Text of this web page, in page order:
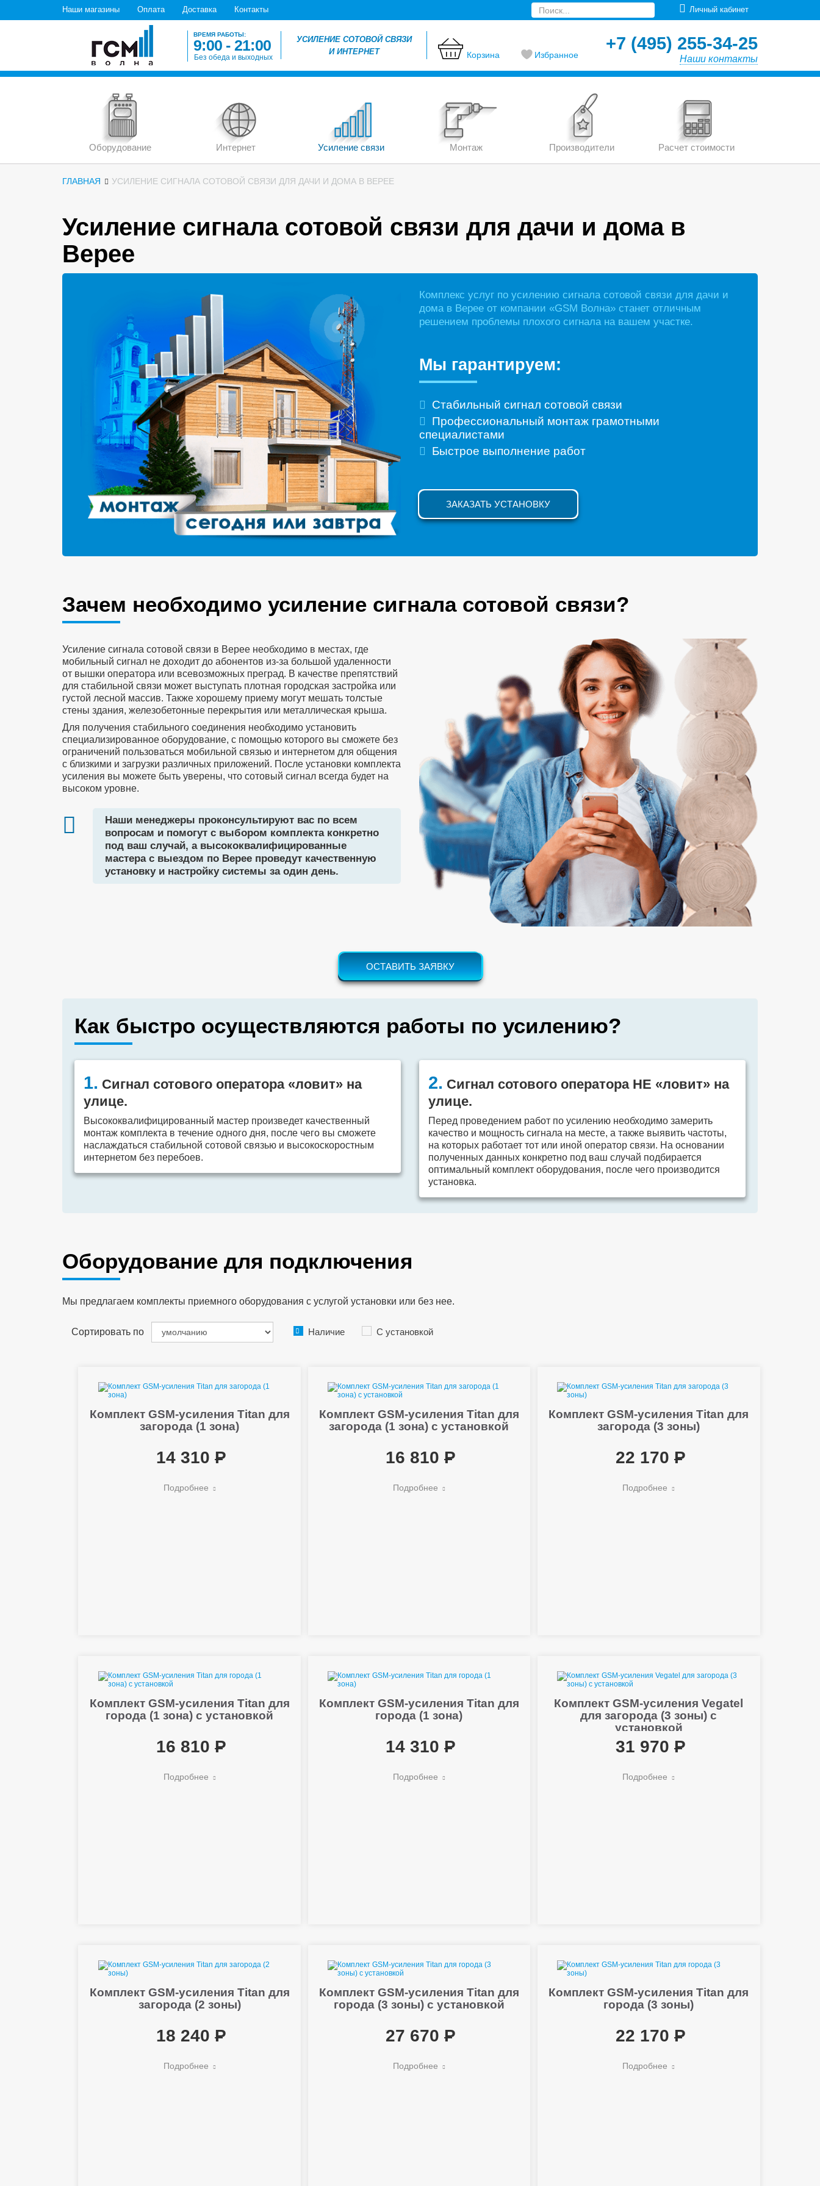
Наши магазины Оплата Доставка Контакты Личный кабинет
ВРЕМЯ РАБОТЫ:
9:00 - 21:00
Без обеда и выходных
УСИЛЕНИЕ СОТОВОЙ СВЯЗИ
И ИНТЕРНЕТ
Корзина Избранное
+7 (495) 255-34-25
Наши контакты
Оборудование Интернет Усиление связи Монтаж Производители Расчет стоимости
ГЛАВНАЯ УСИЛЕНИЕ СИГНАЛА СОТОВОЙ СВЯЗИ ДЛЯ ДАЧИ И ДОМА В ВЕРЕЕ
Усиление сигнала сотовой связи для дачи и дома в
Верее
Комплекс услуг по усилению сигнала сотовой связи для дачи и
дома в Верее от компании «GSM Волна» станет отличным
решением проблемы плохого сигнала на вашем участке.
Мы гарантируем:
Стабильный сигнал сотовой связи
Профессиональный монтаж грамотными
специалистами
Быстрое выполнение работ
ЗАКАЗАТЬ УСТАНОВКУ
Зачем необходимо усиление сигнала сотовой связи?
Усиление сигнала сотовой связи в Верее необходимо в местах, где
мобильный сигнал не доходит до абонентов из-за большой удаленности
от вышки оператора или всевозможных преград. В качестве препятствий
для стабильной связи может выступать плотная городская застройка или
густой лесной массив. Также хорошему приему могут мешать толстые
стены здания, железобетонные перекрытия или металлическая крыша.
Для получения стабильного соединения необходимо установить
специализированное оборудование, с помощью которого вы сможете без
ограничений пользоваться мобильной связью и интернетом для общения
с близкими и загрузки различных приложений. После установки комплекта
усиления вы можете быть уверены, что сотовый сигнал всегда будет на
высоком уровне.
Наши менеджеры проконсультируют вас по всем
вопросам и помогут с выбором комплекта конкретно
под ваш случай, а высококвалифицированные
мастера с выездом по Верее проведут качественную
установку и настройку системы за один день.
ОСТАВИТЬ ЗАЯВКУ
Как быстро осуществляются работы по усилению?
1. Сигнал сотового оператора «ловит» на
улице.
Высококвалифицированный мастер произведет качественный
монтаж комплекта в течение одного дня, после чего вы сможете
наслаждаться стабильной сотовой связью и высокоскоростным
интернетом без перебоев.
2. Сигнал сотового оператора НЕ «ловит» на
улице.
Перед проведением работ по усилению необходимо замерить
качество и мощность сигнала на месте, а также выявить частоты,
на которых работает тот или иной оператор связи. На основании
полученных данных конкретно под ваш случай подбирается
оптимальный комплект оборудования, после чего производится
установка.
Оборудование для подключения
Мы предлагаем комплекты приемного оборудования с услугой установки или без нее.
Сортировать по Наличие С установкой
Комплект GSM-усиления Titan для
загорода (1 зона)
14 310
Подробнее
Комплект GSM-усиления Titan для
загорода (1 зона) с установкой
16 810
Подробнее
Комплект GSM-усиления Titan для
загорода (3 зоны)
22 170
Подробнее
Комплект GSM-усиления Titan для
города (1 зона) с установкой
16 810
Подробнее
Комплект GSM-усиления Titan для
города (1 зона)
14 310
Подробнее
Комплект GSM-усиления Vegatel
для загорода (3 зоны) с
установкой
31 970
Подробнее
Комплект GSM-усиления Titan для
загорода (2 зоны)
18 240
Подробнее
Комплект GSM-усиления Titan для
города (3 зоны) с установкой
27 670
Подробнее
Комплект GSM-усиления Titan для
города (3 зоны)
22 170
Подробнее